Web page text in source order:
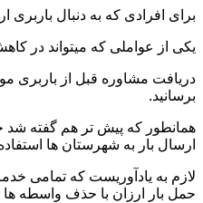
برای افرادی که به دنبال
یکی از عواملی که میتواند در
دریافت مشاوره قبل از باربری
برسانید.
همانطور که پیش تر هم گفته شد
ارسال بار به شهرستان ها
لازم به یادآوریست که تمامی
حمل بار ارزان با حذف واسطه ها